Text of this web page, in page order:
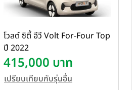
โวลต์ ซิตี้ อีวี Volt For-Four Top
ปี 2022
415,000 บาท
เปรียบเทียบกับรุ่นอื่น